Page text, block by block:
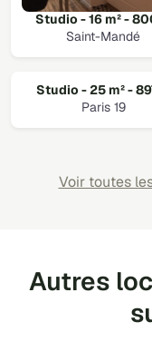
Studio - 16 m² -
Saint-Mandé
Studio - 25 m² -
Paris 19
Voir toutes
Autres